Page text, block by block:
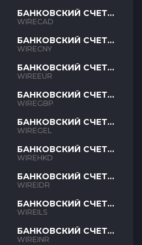
БАНКОВСКИЙ СЧЕТ
CAD
WIRECAD
БАНКОВСКИЙ СЧЕТ
CNY
WIRECNY
БАНКОВСКИЙ СЧЕТ
EUR
WIREEUR
БАНКОВСКИЙ СЧЕТ
GBP
WIREGBP
БАНКОВСКИЙ СЧЕТ
GEL
WIREGEL
БАНКОВСКИЙ СЧЕТ
HKD
WIREHKD
БАНКОВСКИЙ СЧЕТ
IDR
WIREIDR
БАНКОВСКИЙ СЧЕТ
ILS
WIREILS
БАНКОВСКИЙ СЧЕТ
INR
WIREINR